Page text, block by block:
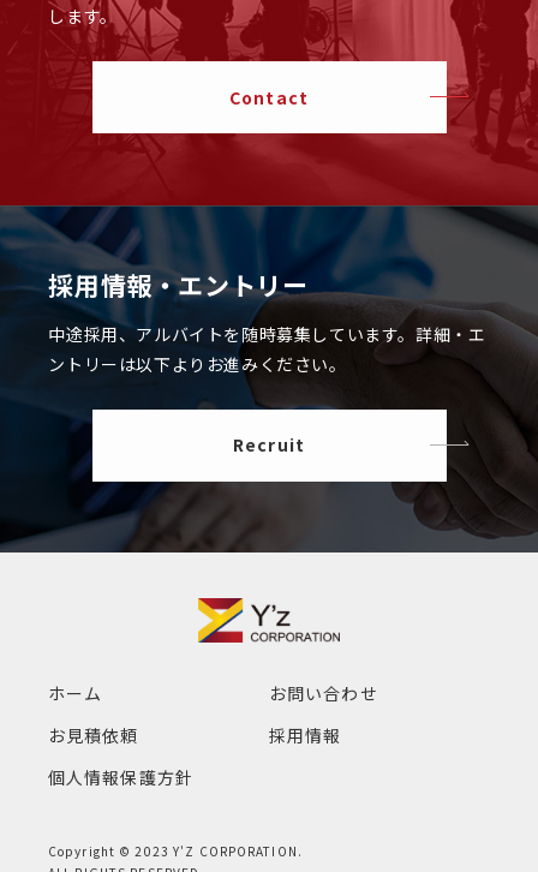
します。
Contact
採用情報・エントリー
中途採用、アルバイトを随時募集しています。 詳細・エ
ントリーは以下よりお進みください。
Recruit
ホーム
お問い合わせ
お見積依頼
採用情報
個人情報保護方針
Copyright ©2023 Y'Z CORPORATION.